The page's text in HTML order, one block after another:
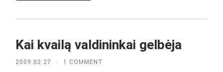
Kai kvailą valdininkai gelbėja
2009.02.27 / 1 COMMENT